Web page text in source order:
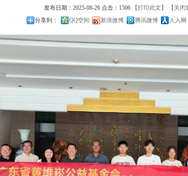
发布日期：2025-08-26 点击：1506 【打印此文】
【关闭
分享到：
QQ空间 新浪微博 腾讯微博 人人网